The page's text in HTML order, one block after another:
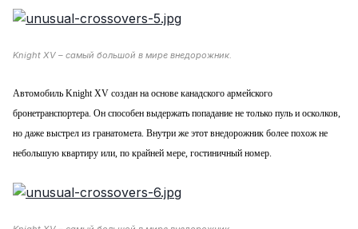
Knight XV – самый большой в мире внедорожник.
Автомобиль Knight XV создан на основе канадского армейского
бронетранспортера. Он способен выдержать попадание не только пуль и осколков,
но даже выстрел из гранатомета. Внутри же этот внедорожник более похож не
небольшую квартиру или, по крайней мере, гостиничный номер.